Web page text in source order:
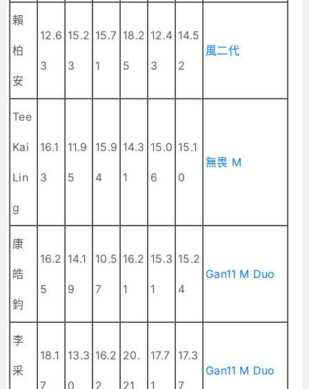
賴
柏
安
12.6
3
15.2
3
15.7
1
18.2
5
12.4
3
14.5
2
風二代
Tee
Kai
Lin
g
16.1
3
11.9
5
15.9
4
14.3
1
15.0
6
15.1
0
無畏 M
康
皓
鈞
16.2
5
14.1
9
10.5
7
16.2
1
15.3
1
15.2
4
Gan11 M Duo
李
采
18.1
7
13.3
0
16.2
2
20.
21
17.7
1
17.3
7
Gan11 M Duo